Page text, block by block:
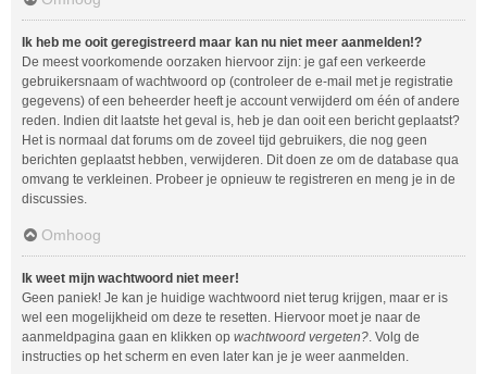
Ik heb me ooit geregistreerd maar kan nu niet meer aanmelden!?
De meest voorkomende oorzaken hiervoor zijn: je gaf een verkeerde
gebruikersnaam of wachtwoord op (controleer de e-mail met je registratie
gegevens) of een beheerder heeft je account verwijderd om één of andere
reden. Indien dit laatste het geval is, heb je dan ooit een bericht geplaatst?
Het is normaal dat forums om de zoveel tijd gebruikers, die nog geen
berichten geplaatst hebben, verwijderen. Dit doen ze om de database qua
omvang te verkleinen. Probeer je opnieuw te registreren en meng je in de
discussies.
Omhoog
Ik weet mijn wachtwoord niet meer!
Geen paniek! Je kan je huidige wachtwoord niet terug krijgen, maar er is
wel een mogelijkheid om deze te resetten. Hiervoor moet je naar de
aanmeldpagina gaan en klikken op wachtwoord vergeten?. Volg de
instructies op het scherm en even later kan je je weer aanmelden.